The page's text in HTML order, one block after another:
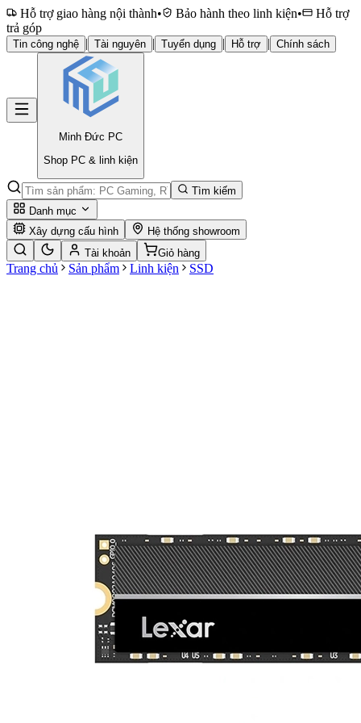
Hỗ trợ giao hàng nội thành• Bảo hành theo linh kiện•
Hỗ trợ
trả góp
Tin công nghệ | Tài nguyên | Tuyển dụng | Hỗ trợ | Chính sách
Minh Đức PC
Shop PC & linh kiện
Tìm kiếm
Danh mục
Xây dựng cấu hình
Hệ thống showroom
Tài khoản
Giỏ hàng
Trang chủ Sản phẩm Linh kiện SSD